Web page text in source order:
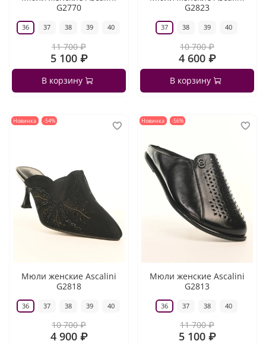
G2770
36 37 38 39 40
11 700 ₽
5 100 ₽
В корзину
G2823
37 38 39 40
10 700 ₽
4 600 ₽
В корзину
Новинка -54%
Мюли женские Ascalini
G2818
36 37 38 39 40
10 700 ₽
4 900 ₽
Новинка -56%
Мюли женские Ascalini
G2813
36 37 38 40
11 700 ₽
5 100 ₽